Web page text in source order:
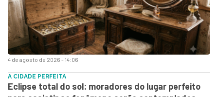
4 de agosto de 2026 - 14:06
A CIDADE PERFEITA
Eclipse total do sol: moradores do lugar perfeito